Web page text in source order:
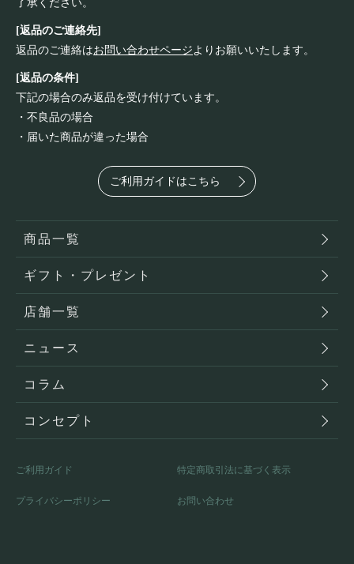
了承ください。
[返品のご連絡先]
返品のご連絡はお問い合わせページよりお願いいたします。
[返品の条件]
下記の場合のみ返品を受け付けています。
・不良品の場合
・届いた商品が違った場合
ご利用ガイドはこちら
商品一覧
ギフト・プレゼント
店舗一覧
ニュース
コラム
コンセプト
ご利用ガイド 特定商取引法に基づく表示
プライバシーポリシー お問い合わせ